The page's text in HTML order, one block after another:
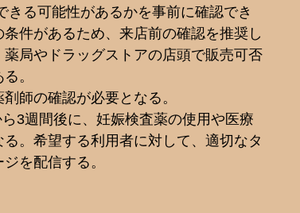
きる可能性があるかを事前に確認でき
件があるため、来店前の確認を推奨し
局やドラッグストアの店頭で販売可否
。
師の確認が必要となる。
3週間後に、妊娠検査薬の使用や医療
。希望する利用者に対して、適切なタ
を配信する。